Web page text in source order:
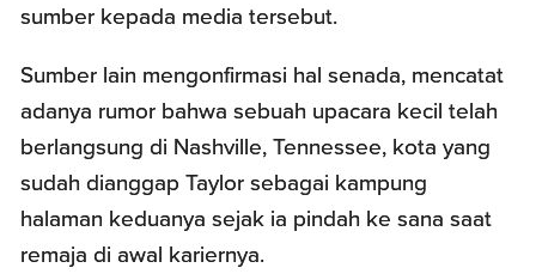
sumber kepada media tersebut.
Sumber lain mengonfirmasi hal senada, mencatat
adanya rumor bahwa sebuah upacara kecil telah
berlangsung di Nashville, Tennessee, kota yang
sudah dianggap Taylor sebagai kampung
halaman keduanya sejak ia pindah ke sana saat
remaja di awal kariernya.